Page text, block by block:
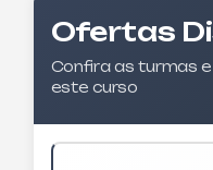
Ofertas
Confira as turmas
este curso